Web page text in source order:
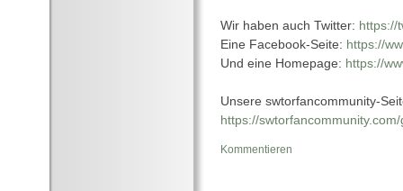
Wir haben auch Twitter: https://
Eine Facebook-Seite: https://
Und eine Homepage: https://
Unsere swtorfancommunity-
https://
Kommentieren